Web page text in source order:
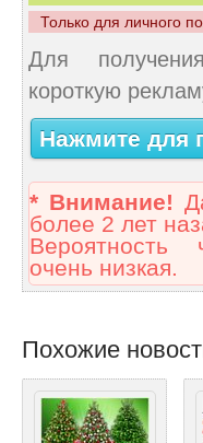
Только для личного
Для
короткую
Нажмите для
* Внимание!
более 2 лет
очень низкая.
Похожие